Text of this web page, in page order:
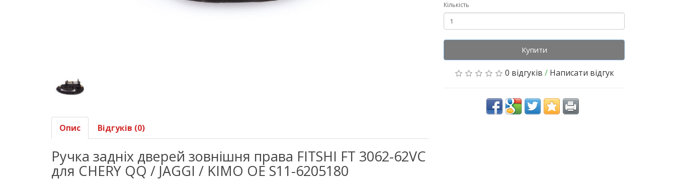
Опис Відгуків (0)
Ручка задніх дверей зовнішня права FITSHI FT 3062-62VC
для CHERY QQ / JAGGI / KIMO OE S11-6205180
Кількість
Купити
0 відгуків / Написати відгук